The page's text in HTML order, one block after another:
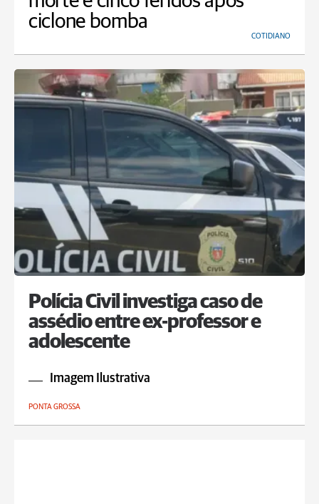
ciclone bomba
COTIDIANO
Polícia Civil investiga caso de
assédio entre ex-professor e
adolescente
Imagem Ilustrativa
PONTA GROSSA